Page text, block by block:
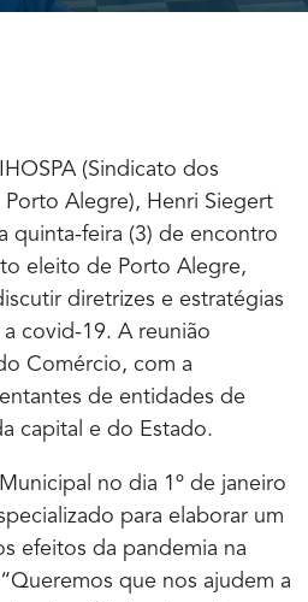
(Sindicato dos
Porto Alegre), Henri Siegert
quinta-feira (3) de encontro
eleito de Porto Alegre,
diretrizes e estratégias
covid-19. A reunião
Comércio, com a
de entidades de
capital e do Estado.
no dia 1º de janeiro
para elaborar um
efeitos da pandemia na
que nos ajudem a